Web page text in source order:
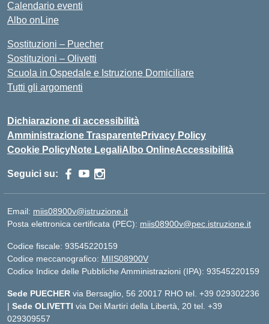
Calendario eventi
Albo onLine
Sostituzioni – Puecher
Sostituzioni – Olivetti
Scuola in Ospedale e Istruzione Domiciliare
Tutti gli argomenti
Dichiarazione di accessibilità
Amministrazione TrasparentePrivacy Policy
Cookie PolicyNote LegaliAlbo OnlineAccessibilità
Seguici su:
Email: miis08900v@istruzione.it
Posta elettronica certificata (PEC): miis08900v@pec.istruzione.it
Codice fiscale: 93545220159
Codice meccanografico: MIIS08900V
Codice Indice delle Pubbliche Amministrazioni (IPA): 93545220159
Sede PUECHER via Bersaglio, 56 20017 RHO tel. +39 029302236
| Sede OLIVETTI via Dei Martiri della Libertà, 20 tel. +39
029309557